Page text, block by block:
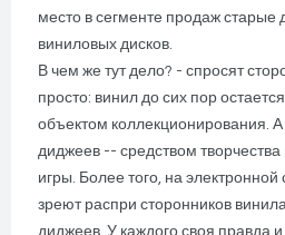
место в сегменте продаж старые
виниловых дисков.
В чем же тут дело? - спросят
просто: винил до сих пор
объектом коллекционирования.
диджеев -- средством
игры. Более того, на
зреют распри сторонников
диджеев. У каждого своя правда